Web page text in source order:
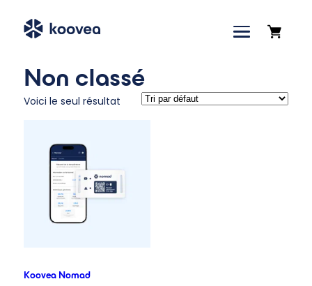
Boutique
Non classé
Voici le seul résultat
Koovea Nomad